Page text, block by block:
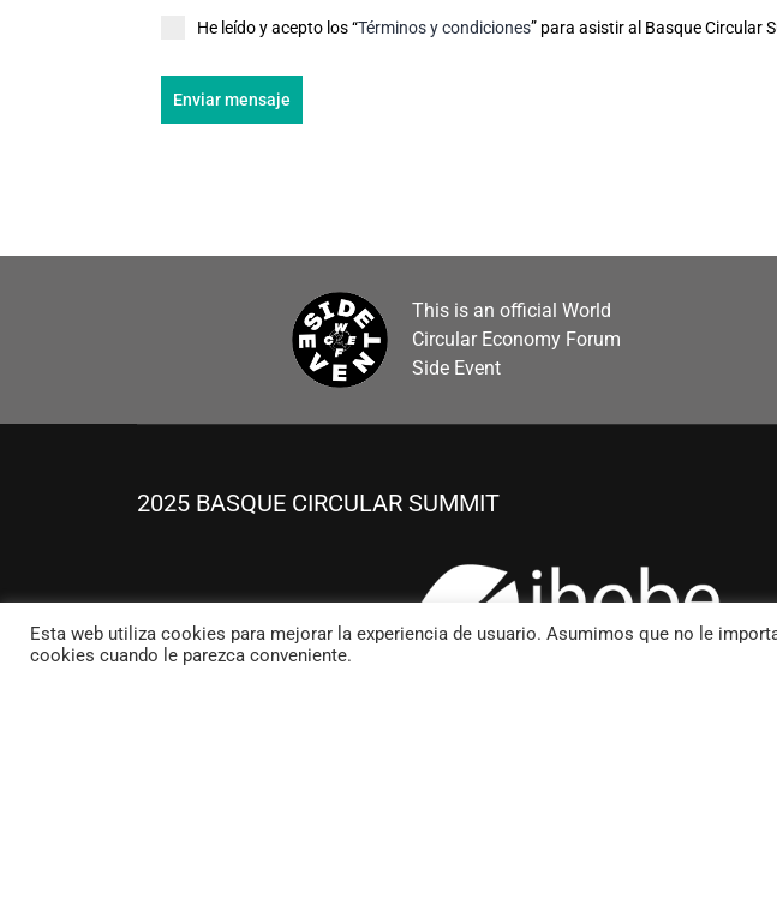
He leído y acepto los “Términos y condiciones” para asistir al Basque Circular
Enviar mensaje
This is an official World
Circular Economy Forum
Side Event
2025 BASQUE CIRCULAR SUMMIT
Esta web utiliza cookies para mejorar la experiencia de usuario. Asumimos que no le
cookies cuando le parezca conveniente.